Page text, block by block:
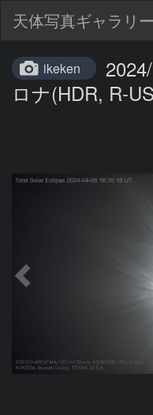
天体写真ギャラリー
ikeken
ロナ(HDR, R-